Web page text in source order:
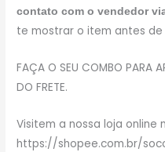
contato com o vendedor
te mostrar o item antes
FAÇA O SEU COMBO PARA
DO FRETE.
Visitem a nossa loja online
https://shopee.com.br/